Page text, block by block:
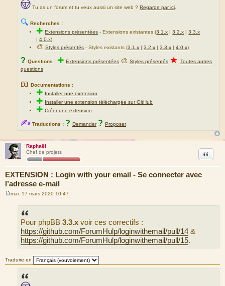
Tu as un forum et tu veux aussi un site web ? Regarde par ici.
🔍 Recherches :
✚Extensions présentées - Extensions existantes (3.1.x |3.2.x |3.3.x
|4.0.x)
🎨Styles présentés - Styles existants (3.1.x |3.2.x |3.3.x |4.0.x)
? Questions : ✚ Extensions présentées 🎨 Styles présentés ★ Toutes autres
questions
📖 Documentations :
✚ Installer une extension
✚ Installer une extension téléchargée sur GitHub
✚Créer une extension
✍ Traductions : ? Demander ? Proposer
Raphaël
Chef de projets
EXTENSION : Login with your email - Se connecter avec
l’adresse e-mail
Citation
mar. 17 mars 2020 10:47
Pour phpBB 3.3.x voir ces correctifs :
https://github.com/ForumHulp/loginwithemail/pull/14 &
https://github.com/ForumHulp/loginwithemail/pull/15.
Traduire en